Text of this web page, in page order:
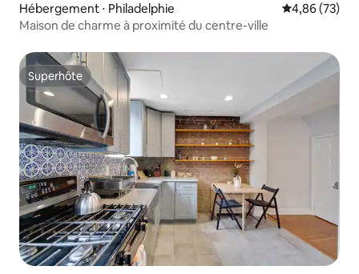
Hébergement ⋅ Philadelphie Évaluation
4,86 (73)
Maison de charme à proximité du centre-ville
Superhôte
Superhôte